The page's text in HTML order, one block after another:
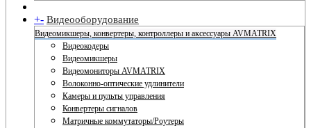
+- Видеооборудование
Видеомикшеры, конвертеры, контроллеры и аксессуары AVMATRIX
Видеокодеры
Видеомикшеры
Видеомониторы AVMATRIX
Волоконно-оптические удлинители
Камеры и пульты управления
Конвертеры сигналов
Матричные коммутаторы/Роутеры